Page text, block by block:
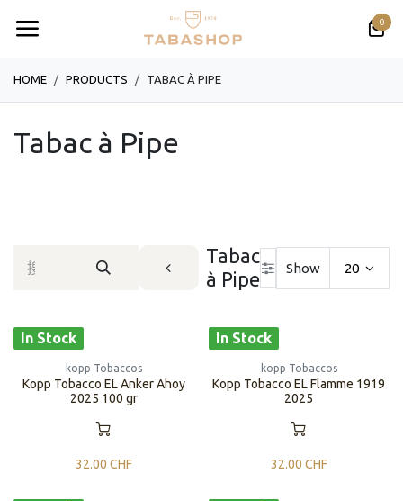
0
HOME PRODUCTS TABAC À PIPE
Tabac à Pipe
Tabac
à Pipe
Show 20
In Stock
kopp Tobaccos
Kopp Tobacco EL Anker Ahoy
2025 100 gr
32.00 CHF
In Stock
kopp Tobaccos
Kopp Tobacco EL Flamme 1919
2025
32.00 CHF